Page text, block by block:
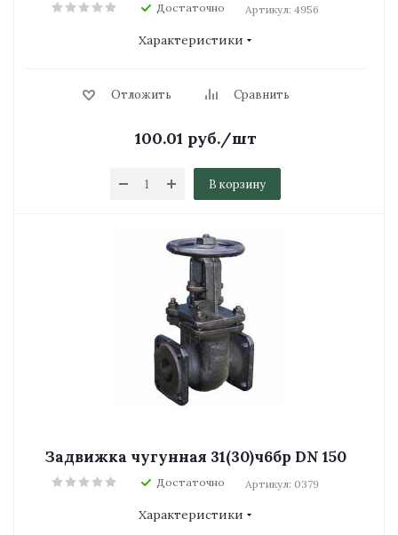
Достаточно Артикул: 4956
Характеристики
Отложить Сравнить
100.01 руб./шт
В корзину
Задвижка чугунная 31(30)ч6бр DN 150
Достаточно Артикул: 0379
Характеристики